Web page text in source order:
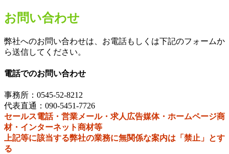
お問い合わせ
弊社へのお問い合わせは、お電話もしくは下記のフォームか
ら送信してください。
電話でのお問い合わせ
事務所：0545-52-8212
代表直通：090-5451-7726
セールス電話・営業メール・求人広告媒体・ホームページ商
材・インターネット商材等
上記等に該当する弊社の業務に無関係な案内は「禁止」とす
る